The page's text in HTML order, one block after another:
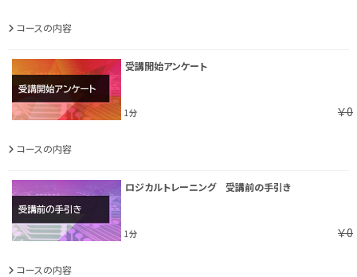
コースの内容
受講開始アンケート
1分 ￥0
コースの内容
ロジカルトレーニング 受講前の手引き
1分 ￥0
コースの内容